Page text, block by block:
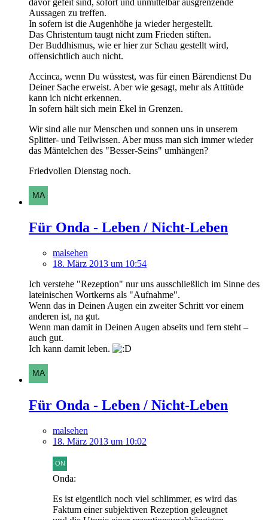
davor gefeit sind, sofort und unmittelbar ausgrenzende
Aussagen zu treffen.
In sofern ist die Augenhöhe ja wieder hergestellt.
Das Christentum taugt nicht zum Frieden stiften.
Der Buddhismus, wie er hier zur Schau gestellt wird,
offensichtlich auch nicht.
Accinca, wenn Du wüsstest, was für einen Bärendienst Du
Deiner Sache erweist. Aber wie gesagt, mehr als Attitüde
kann ich nicht erkennen.
In sofern hält sich mein Ekel in Grenzen.
Wir sind alle nur Menschen und sonnen uns in unserem
Splitter- und Teilwissen. Aber muss man sich immer wieder
das Mäntelchen des "Besser-Seins" umhängen?
Friedvollen Dienstag noch.
Für Onda - Leben / Nicht-Leben
malsehen
18. März 2013 um 10:54
Ich verstehe "Rezeption" nur uns ausschließlich im Sinne des
lateinischen Wortkerns als "Aufnahme".
Wenn das in Deinen Augen ein zweiter Schritt vor einem
anderen ist, na gut.
Wenn man damit in Deinen Augen abseits und fern steht –
auch gut.
Ich kann damit leben.
Für Onda - Leben / Nicht-Leben
malsehen
18. März 2013 um 10:02
Onda:
Es ist eigentlich noch viel schlimmer, es wird das
Faktum einer subjektiven Rezeption geleugnet